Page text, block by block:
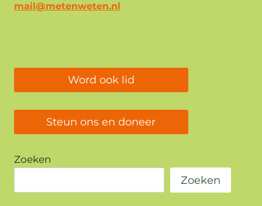
mail@metenweten.nl
Word ook lid
Steun ons en doneer
Zoeken
Zoeken